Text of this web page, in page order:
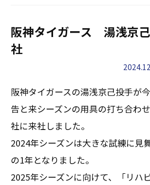
阪神タイガース 湯浅京
社
阪神タイガースの湯浅京己投手が
告と来シーズンの用具の打ち合わ
社に来社しました。
2024年シーズンは大きな試練に見
の1年となりました。
2025年シーズンに向けて、「リハ